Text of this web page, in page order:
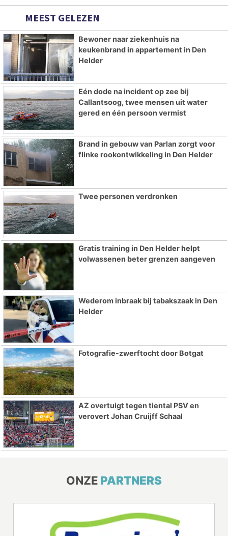
MEEST GELEZEN
Bewoner naar ziekenhuis na
keukenbrand in appartement in Den
Helder
Eén dode na incident op zee bij
Callantsoog, twee mensen uit water
gered en één persoon vermist
Brand in gebouw van Parlan zorgt voor
flinke rookontwikkeling in Den Helder
Twee personen verdronken
Gratis training in Den Helder helpt
volwassenen beter grenzen aangeven
Wederom inbraak bij tabakszaak in Den
Helder
Fotografie-zwerftocht door Botgat
AZ overtuigt tegen tiental PSV en
verovert Johan Cruijff Schaal
ONZE PARTNERS